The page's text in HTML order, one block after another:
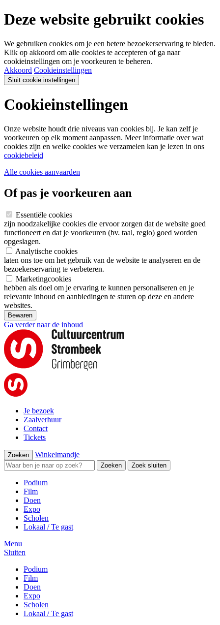
Deze website gebruikt cookies
We gebruiken cookies om je een betere bezoekerservaring te bieden.
Klik op akkoord om alle cookies te accepteren of ga naar
cookieinstellingen om je voorkeuren te beheren.
Akkoord Cookieinstellingen
Sluit cookie instellingen
Cookieinstellingen
Onze website houdt drie niveaus van cookies bij. Je kan zelf je
voorkeuren op elk moment aanpassen. Meer informatie over wat
cookies zijn en welke cookies we verzamelen kan je lezen in ons
cookiebeleid
Alle cookies aanvaarden
Of pas je voorkeuren aan
Essentiële cookies
zijn noodzakelijke cookies die ervoor zorgen dat de website goed
functioneert en dat je voorkeuren (bv. taal, regio) goed worden
opgeslagen.
Analytische cookies
laten ons toe om het gebruik van de website te analyseren en de
bezoekerservaring te verbeteren.
Marketingcookies
hebben als doel om je ervaring te kunnen personaliseren en je
relevante inhoud en aanbiedingen te sturen op deze en andere
websites.
Bewaren
Ga verder naar de inhoud
Je bezoek
Zaalverhuur
Contact
Tickets
Zoeken Winkelmandje
Zoeken Zoek sluiten
Podium
Film
Doen
Expo
Scholen
Lokaal / Te gast
Menu
Sluiten
Podium
Film
Doen
Expo
Scholen
Lokaal / Te gast